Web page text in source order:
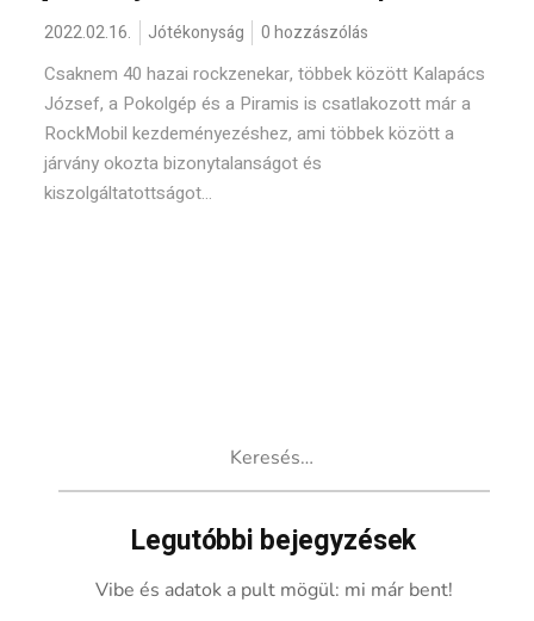
2022.02.16. Jótékonyság 0 hozzászólás
Csaknem 40 hazai rockzenekar, többek között Kalapács
József, a Pokolgép és a Piramis is csatlakozott már a
RockMobil kezdeményezéshez, ami többek között a
járvány okozta bizonytalanságot és
kiszolgáltatottságot...
Legutóbbi bejegyzések
Vibe és adatok a pult mögül: mi már bent!